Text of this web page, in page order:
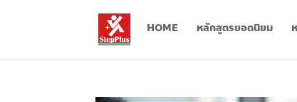
HOME หลักสูตรยอดนิยม